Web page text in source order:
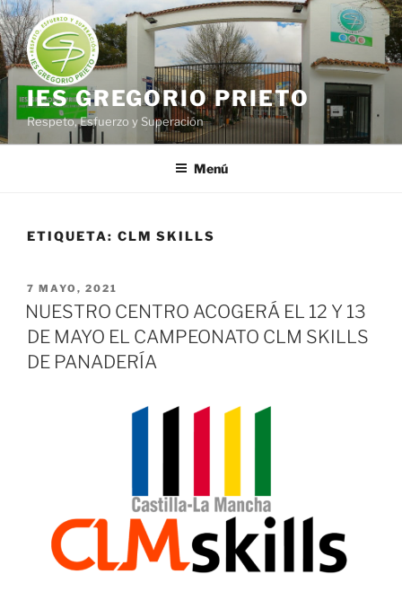
Saltar
al
contenido
IES GREGORIO PRIETO
Respeto, Esfuerzo y Superación
Menú
ETIQUETA: CLM SKILLS
PUBLICADO
EL
7 MAYO, 2021
NUESTRO CENTRO ACOGERÁ EL 12 Y 13
DE MAYO EL CAMPEONATO CLM SKILLS
DE PANADERÍA